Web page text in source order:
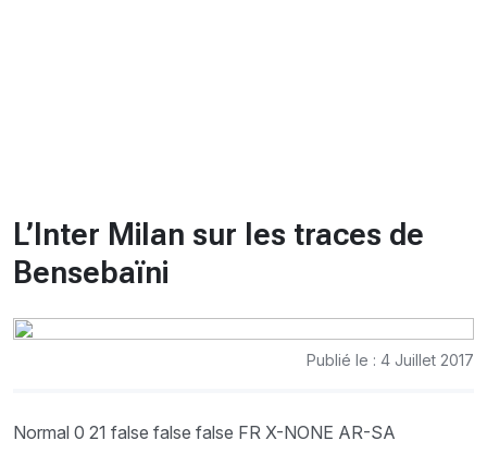
L’Inter Milan sur les traces de
Bensebaïni
Publié le : 4 Juillet 2017
Normal 0 21 false false false FR X-NONE AR-SA